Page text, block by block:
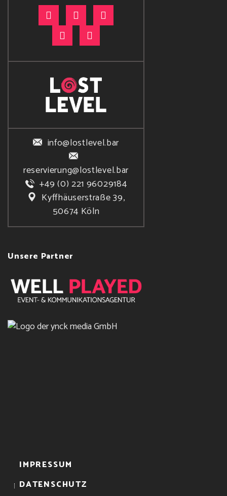
info@lostlevel.bar
reservierung@lostlevel.bar
+49 (0) 221 96029184
Kyffhäuserstraße 39,
50674 Köln
Unsere Partner
IMPRESSUM
DATENSCHUTZ